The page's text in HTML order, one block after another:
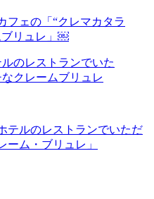
フェの「“クレマカタラ
ブリュレ」￼
テルのレストランでいただ
ーム・ブリュレ」